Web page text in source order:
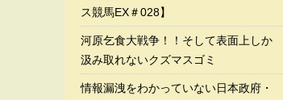
ス競馬EX＃028】
河原乞食大戦争！！そして表面上しか
汲み取れないクズマスゴミ
情報漏洩をわかっていない日本政府・